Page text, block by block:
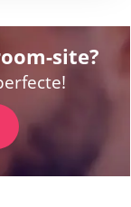
site?